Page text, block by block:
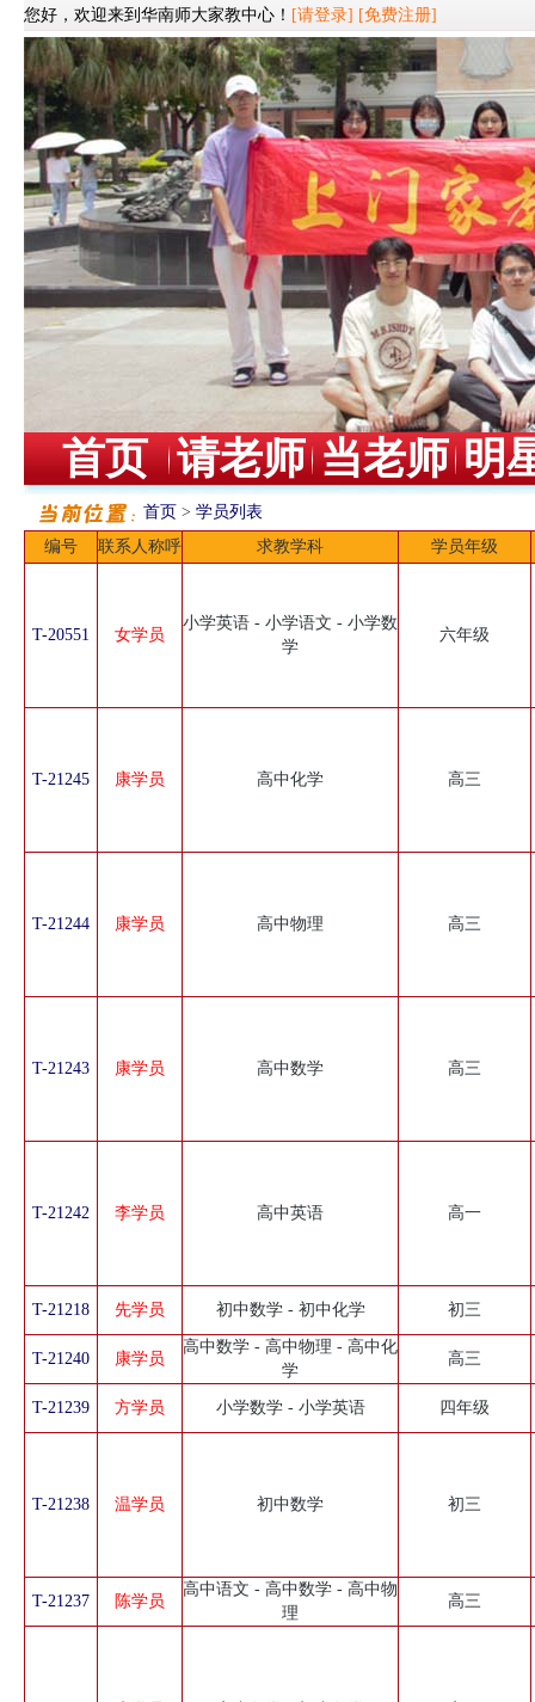
您好，欢迎来到华南师大家教中心！ [请登录] [免费注册]
首页 请老师 当老师 明
首页 > 学员列表
编号
联系人称呼 求教学科 学员年级
T-20551 女学员
小学英语 - 小学语文 - 小学数
学
六年级
T-21245 康学员 高中化学 高三
T-21244 康学员 高中物理 高三
T-21243 康学员 高中数学 高三
T-21242 李学员 高中英语 高一
T-21218 先学员 初中数学 - 初中化学 初三
T-21240 康学员
高中数学 - 高中物理 - 高中化
学
高三
T-21239 方学员 小学数学 - 小学英语 四年级
T-21238 温学员 初中数学 初三
T-21237 陈学员
高中语文 - 高中数学 - 高中物
理
高三